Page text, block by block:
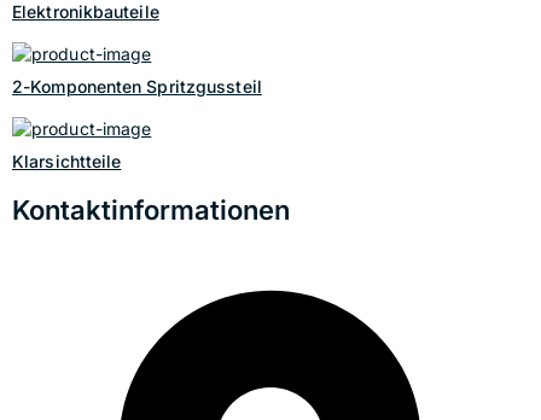
Elektronikbauteile
2-Komponenten Spritzgussteil
Klarsichtteile
Kontaktinformationen